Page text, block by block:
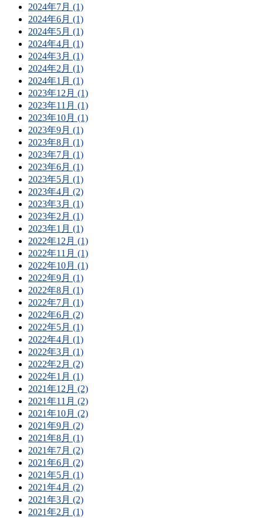
2024年7月 (1)
2024年6月 (1)
2024年5月 (1)
2024年4月 (1)
2024年3月 (1)
2024年2月 (1)
2024年1月 (1)
2023年12月 (1)
2023年11月 (1)
2023年10月 (1)
2023年9月 (1)
2023年8月 (1)
2023年7月 (1)
2023年6月 (1)
2023年5月 (1)
2023年4月 (2)
2023年3月 (1)
2023年2月 (1)
2023年1月 (1)
2022年12月 (1)
2022年11月 (1)
2022年10月 (1)
2022年9月 (1)
2022年8月 (1)
2022年7月 (1)
2022年6月 (2)
2022年5月 (1)
2022年4月 (1)
2022年3月 (1)
2022年2月 (2)
2022年1月 (1)
2021年12月 (2)
2021年11月 (2)
2021年10月 (2)
2021年9月 (2)
2021年8月 (1)
2021年7月 (2)
2021年6月 (2)
2021年5月 (1)
2021年4月 (2)
2021年3月 (2)
2021年2月 (1)